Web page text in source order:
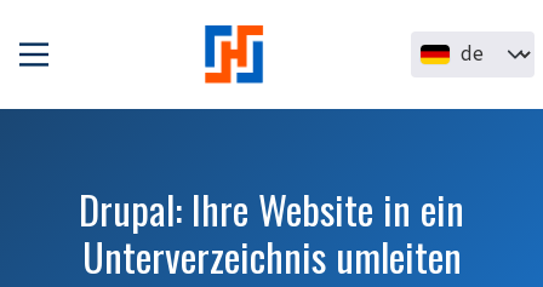
Select your
Drupal: Ihre Website in ein
Unterverzeichnis umleiten